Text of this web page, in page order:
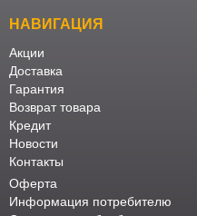
НАВИГАЦИЯ
Акции
Доставка
Гарантия
Возврат товара
Кредит
Новости
Контакты
Оферта
Информация потребителю